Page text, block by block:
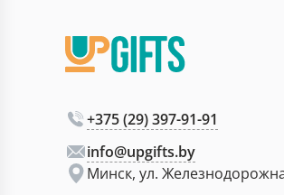
+375 (29) 397-91-91
info@upgifts.by
Минск, ул.